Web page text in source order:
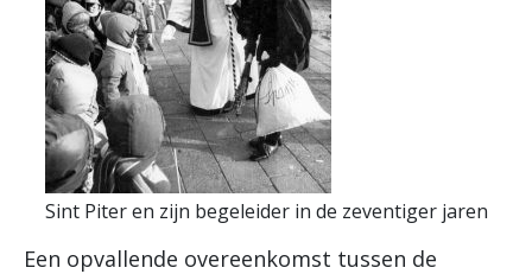
Sint Piter en zijn begeleider in de zeventiger jaren
Een opvallende overeenkomst tussen de